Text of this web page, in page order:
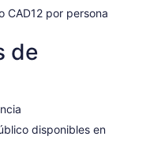
CAD12 por persona
de
disponibles en